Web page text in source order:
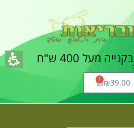
בקנייה מעל 400 ש"ח
₪39.00
1